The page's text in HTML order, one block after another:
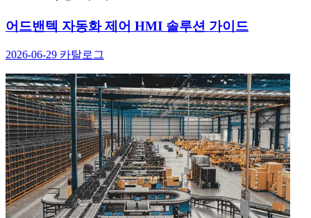
어드밴텍 자동화 제어 HMI 솔루션 가이드
2026-06-29 카탈로그